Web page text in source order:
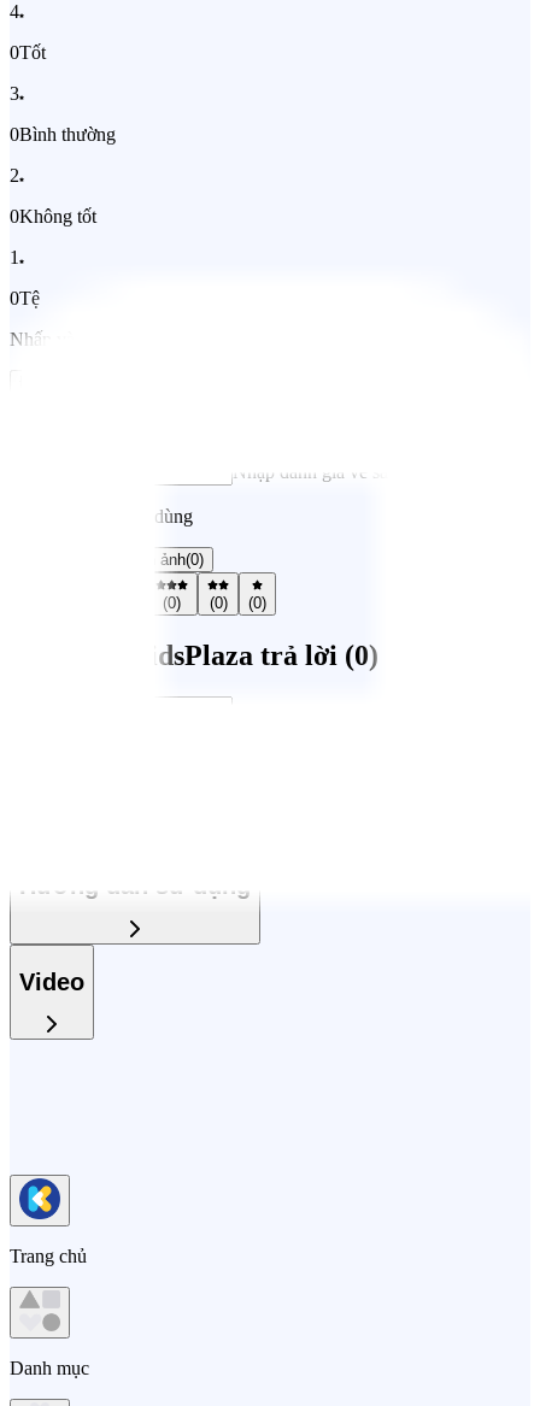
4
0Tốt
3
0Bình thường
2
0Không tốt
1
0Tệ
Nhấn vào đây để nhận xét về sản phẩm
Nhập đánh giá về sản phẩm*
Nhận xét từ người dùng
Có hình ảnh(0)
(0) (0) (0)
Mẹ Hỏi / KidsPlaza trả lời (0)
Hướng dẫn sử dụng
Video
Trang chủ
Danh mục